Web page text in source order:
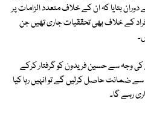
بتایا کہ ان کے خلاف متعدد الزامات پر
کے خلاف بھی تحققیات جاری تھیں جن
وجہ سے حسین فریدون کو گرفتار کرکے
سے ضمانت حاصل کرلیں گے تو انہیں رہا کیا
رہے گا۔